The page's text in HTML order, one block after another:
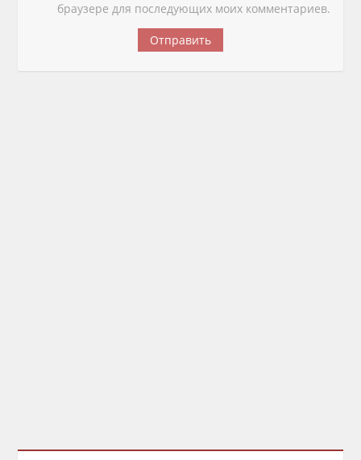
браузере для последующих моих комментариев.